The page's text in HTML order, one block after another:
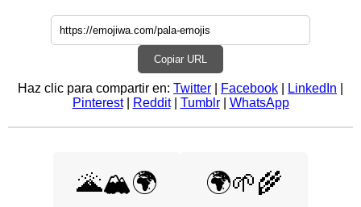
Copiar URL
Haz clic para compartir en: Twitter Facebook LinkedIn
Pinterest| Reddit| Tumblr| WhatsApp
🌋🏔️🌍 🌍🌱🌾